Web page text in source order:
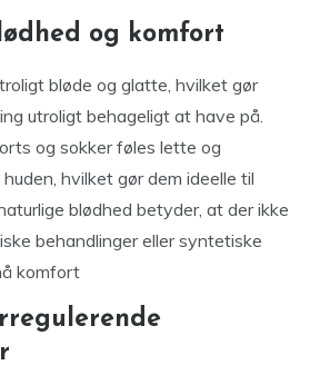
og komfort
bløde og glatte, hvilket gør
utroligt behageligt at have på.
og sokker føles lette og
hvilket gør dem ideelle til
blødhed betyder, at der ikke
behandlinger eller syntetiske
komfort